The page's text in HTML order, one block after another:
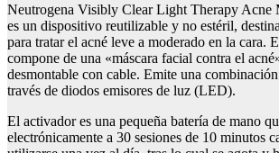
Neutrogena Visibly Clear Light Therapy Acne
es un dispositivo reutilizable y no estéril,
para tratar el acné leve a moderado en la cara.
compone de una «máscara facial contra el
desmontable con cable. Emite una
través de diodos emisores de luz (LED).
El activador es una pequeña batería de mano
electrónicamente a 30 sesiones de 10 minutos